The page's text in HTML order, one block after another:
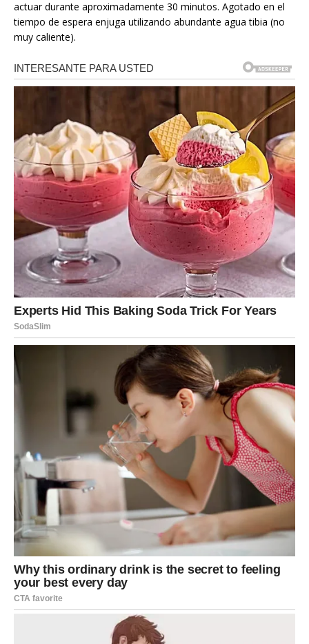
actuar durante aproximadamente 30 minutos. Agotado en el
tiempo de espera enjuga utilizando abundante agua tibia (no
muy caliente).